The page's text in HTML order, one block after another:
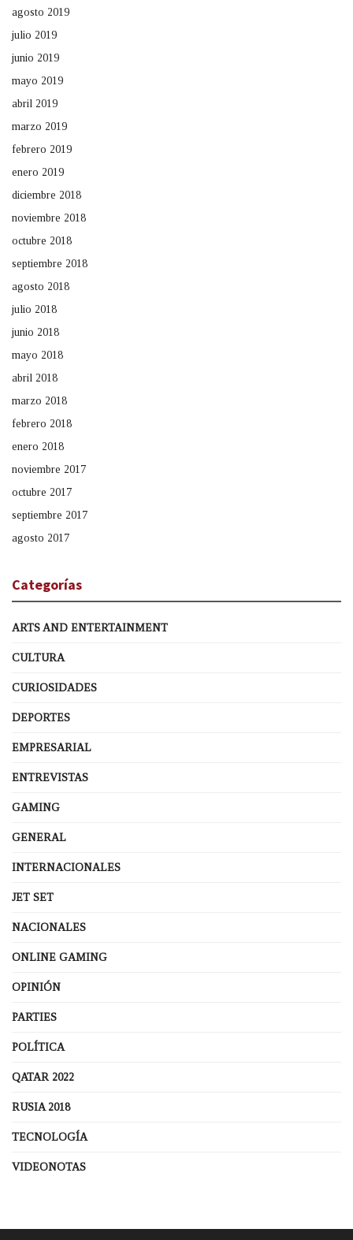
agosto 2019
julio 2019
junio 2019
mayo 2019
abril 2019
marzo 2019
febrero 2019
enero 2019
diciembre 2018
noviembre 2018
octubre 2018
septiembre 2018
agosto 2018
julio 2018
junio 2018
mayo 2018
abril 2018
marzo 2018
febrero 2018
enero 2018
noviembre 2017
octubre 2017
septiembre 2017
agosto 2017
Categorías
ARTS AND ENTERTAINMENT
CULTURA
CURIOSIDADES
DEPORTES
EMPRESARIAL
ENTREVISTAS
GAMING
GENERAL
INTERNACIONALES
JET SET
NACIONALES
ONLINE GAMING
OPINIÓN
PARTIES
POLÍTICA
QATAR 2022
RUSIA 2018
TECNOLOGÍA
VIDEONOTAS